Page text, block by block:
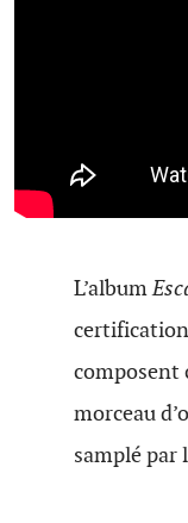
L’album
certification
composent
morceau
samplé par